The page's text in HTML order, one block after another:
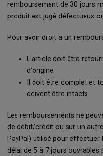
remboursement de 30 jours
produit est jugé défectueux
Pour avoir droit à un
L'article doit être
d'origine.
Il doit être complet et
doivent être intacts.
Les remboursements ne
de débit/crédit ou sur un
PayPal) utilisé pour effectuer
délai de 5 à 7 jours